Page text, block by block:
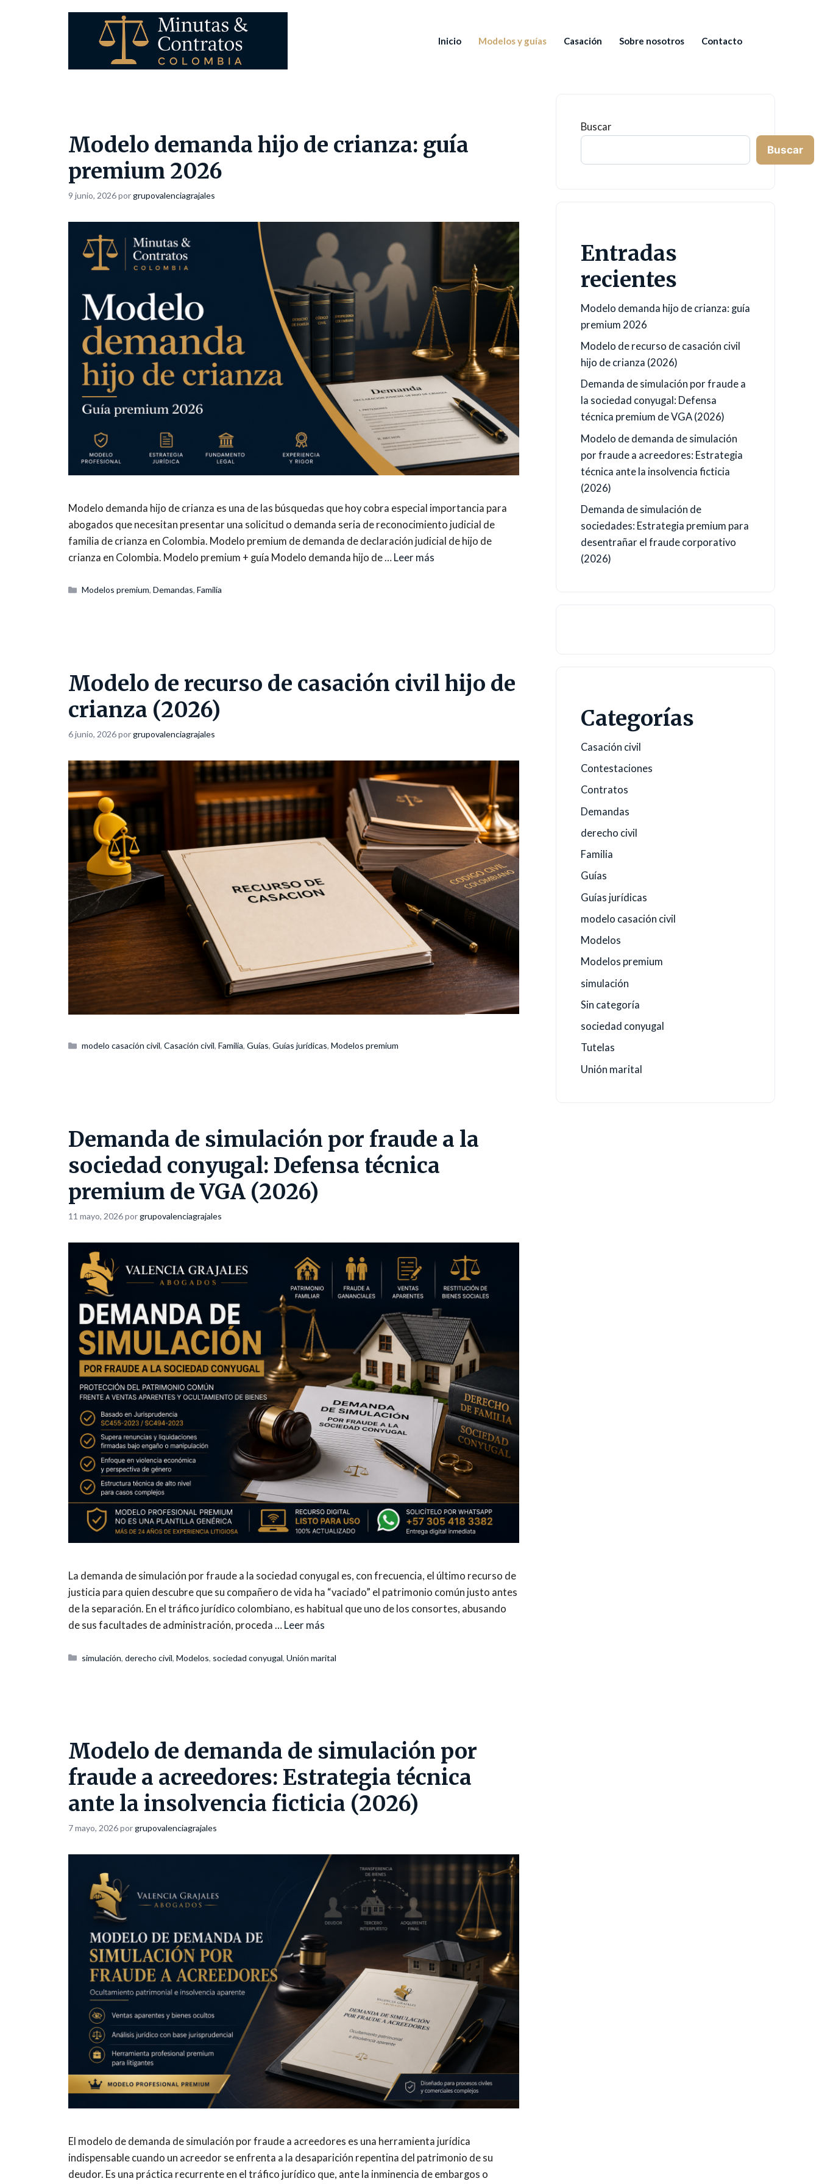
Inicio Modelos y guías Casación Sobre nosotros Contacto
Modelo demanda hijo de crianza: guía
premium 2026
9 junio, 2026porgrupovalenciagrajales
Modelo demanda hijo de crianza es una de las búsquedas que hoy cobra especial importancia para
abogados que necesitan presentar una solicitud o demanda seria de reconocimiento judicial de
familia de crianza en Colombia. Modelo premium de demanda de declaración judicial de hijo de
crianza en Colombia. Modelo premium + guía Modelo demanda hijo de … Leer más
Categorías
Modelos premium,Demandas,Familia
Modelo de recurso de casación civil hijo de
crianza (2026)
6 junio, 2026porgrupovalenciagrajales
Categorías
modelo casación civil,Casación civil,Familia,Guías,Guías jurídicas,Modelos premium
Demanda de simulación por fraude a la
sociedad conyugal: Defensa técnica
premium de VGA (2026)
11 mayo, 2026porgrupovalenciagrajales
La demanda de simulación por fraude a la sociedad conyugal es, con frecuencia, el último recurso de
justicia para quien descubre que su compañero de vida ha “vaciado” el patrimonio común justo antes
de la separación. En el tráfico jurídico colombiano, es habitual que uno de los consortes, abusando
de sus facultades de administración, proceda … Leer más
Categorías
simulación,derecho civil,Modelos, sociedad conyugal,Unión marital
Modelo de demanda de simulación por
fraude a acreedores: Estrategia técnica
ante la insolvencia ficticia (2026)
7 mayo, 2026porgrupovalenciagrajales
El modelo de demanda de simulación por fraude a acreedores es una herramienta jurídica
indispensable cuando un acreedor se enfrenta a la desaparición repentina del patrimonio de su
deudor. Es una práctica recurrente en el tráfico jurídico que, ante la inminencia de embargos o
Buscar
Buscar
Entradas
recientes
Modelo demanda hijo de crianza: guía
premium 2026
Modelo de recurso de casación civil
hijo de crianza (2026)
Demanda de simulación por fraude a
la sociedad conyugal: Defensa
técnica premium de VGA (2026)
Modelo de demanda de simulación
por fraude a acreedores: Estrategia
técnica ante la insolvencia ficticia
(2026)
Demanda de simulación de
sociedades: Estrategia premium para
desentrañar el fraude corporativo
(2026)
Categorías
Casación civil
Contestaciones
Contratos
Demandas
derecho civil
Familia
Guías
Guías jurídicas
modelo casación civil
Modelos
Modelos premium
simulación
Sin categoría
sociedad conyugal
Tutelas
Unión marital